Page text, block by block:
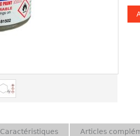
Caractéristiques Articles